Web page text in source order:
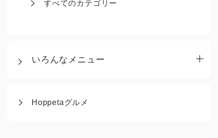
すべてのカテゴリー
いろんなメニュー
Hoppetaグルメ